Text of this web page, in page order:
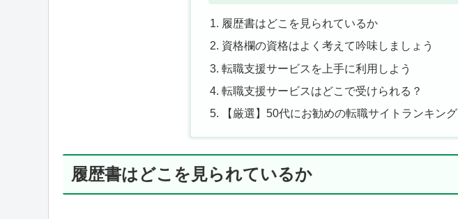
履歴書はどこを見られているか
資格欄の資格はよく考えて吟味しましょう
転職支援サービスを上手に利用しよう
転職支援サービスはどこで受けられる？
【厳選】50代にお勧めの転職サイトランキング
履歴書はどこを見られているか